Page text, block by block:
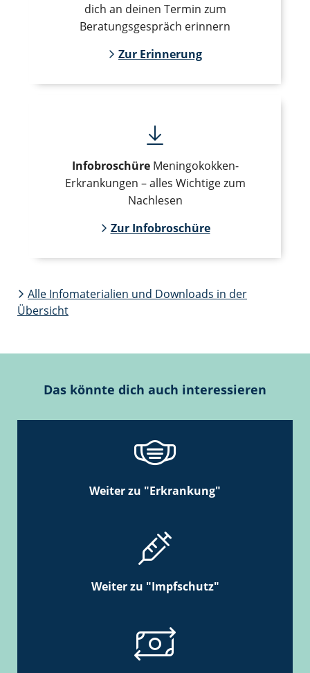
dich an deinen Termin zum
Beratungsgespräch erinnern
Zur Erinnerung
InfobroschüreMeningokokken-
Erkrankungen – alles Wichtige zum
Nachlesen
Zur Infobroschüre
Alle Infomaterialien und Downloads in der
Übersicht
Das könnte dich auch interessieren
Weiter zu "Erkrankung"
Weiter zu "Impfschutz"